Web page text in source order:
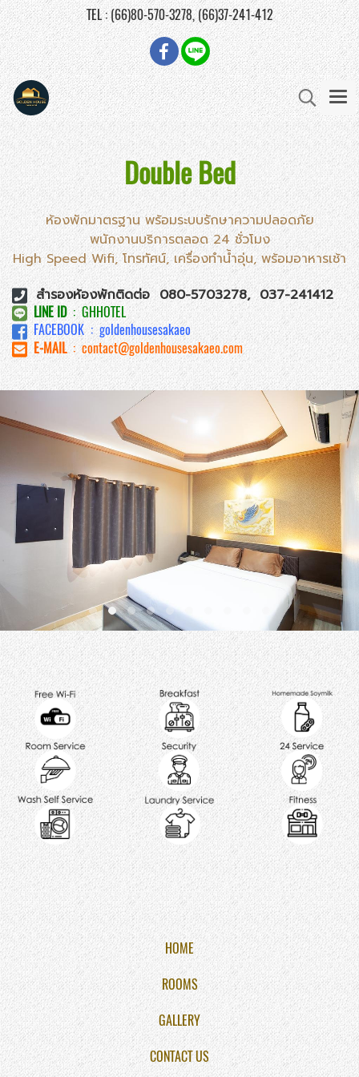
TEL : (66)80-570-3278, (66)37-241-412
Double Bed
ห้องพักมาตรฐาน พร้อมระบบรักษาความปลอดภัย
พนักงานบริการตลอด 24 ชั่วโมง
High Speed Wifi, โทรทัศน์, เครื่องทำน้ำอุ่น, พร้อมอาหารเช้า
สำรองห้องพักติดต่อ 080-5703278, 037-241412
LINE ID : GHHOTEL
FACEBOOK : goldenhousesakaeo
E-MAIL: contact@goldenhousesakaeo.com
HOME
ROOMS
GALLERY
CONTACT US